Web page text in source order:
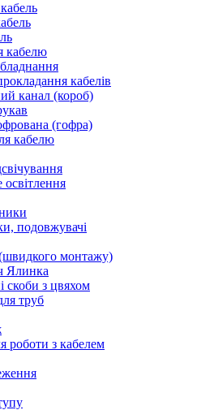
кабелю
кабелів
канал (короб)
(гофра)
кабелю
подовжувачі
монтажу)
Ялинка
скоби з цвяхом
труб
роботи з кабелем